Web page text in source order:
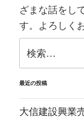
ざまな話をし
す。よろしく
索:
最近の投稿
大信建設興業